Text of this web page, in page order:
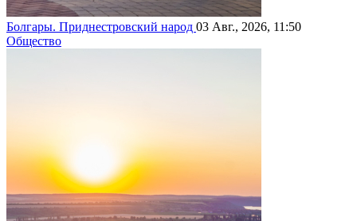
Болгары. Приднестровский народ 03 Авг., 2026, 11:50
Общество